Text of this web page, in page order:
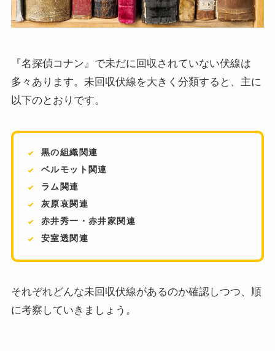
『名探偵コナン』で未だに回収されていない伏線は
多々あります。未回収伏線を大きく分類すると、主に
以下のとおりです。
黒の組織関連
ベルモット関連
ラム関連
灰原哀関連
赤井秀一・赤井家関連
安室透関連
それぞれどんな未回収伏線があるのか確認しつつ、順
に考察していきましょう。